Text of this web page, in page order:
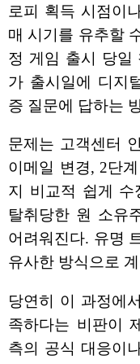
로피 획득 시점이
매 시기를 유추할
정 게임 출시 당일
가 출시일에 디지
증 질문에 답하는
문제는 고객센터
이메일 변경, 2단
지 비교적 쉽게
탈취당한 원 소유
어려워진다. 유명
유사한 방식으로
당연히 이 과정에
족하다는 비판이
측의 공식 대응이